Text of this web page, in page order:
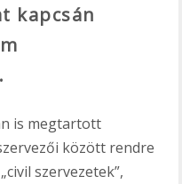
kapcsán
is megtartott
között rendre
szervezetek”,